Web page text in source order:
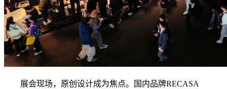
展会现场，原创设计成为焦点。国内品牌RECASA